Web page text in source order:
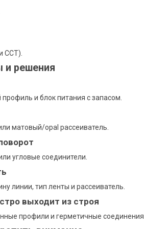
CCT).
и решения
и блок питания с запасом.
матовый/opal рассеиватель.
угловые соединители.
линии, тип ленты и рассеиватель.
выходит из строя
профили и герметичные соединения.